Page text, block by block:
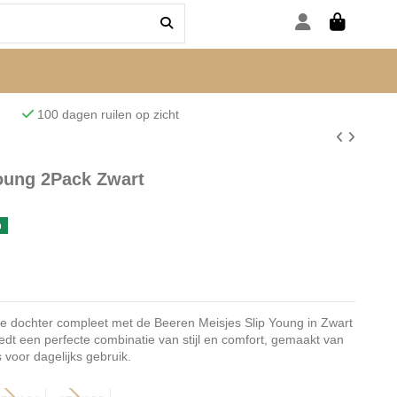
100 dagen ruilen op zicht
2Pack Zwart
dochter compleet met de Beeren Meisjes Slip Young in Zwart
een perfecte combinatie van stijl en comfort, gemaakt van
dagelijks gebruik.